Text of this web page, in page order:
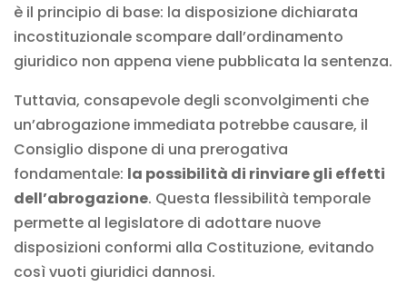
è il principio di base: la disposizione dichiarata
incostituzionale scompare dall’ordinamento
giuridico non appena viene pubblicata la sentenza.
Tuttavia, consapevole degli sconvolgimenti che
un’abrogazione immediata potrebbe causare, il
Consiglio dispone di una prerogativa
fondamentale: la possibilità di rinviare gli effetti
dell’abrogazione. Questa flessibilità temporale
permette al legislatore di adottare nuove
disposizioni conformi alla Costituzione, evitando
così vuoti giuridici dannosi.